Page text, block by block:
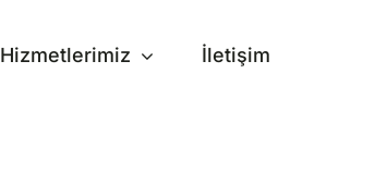
Hizmetlerimiz İletişim